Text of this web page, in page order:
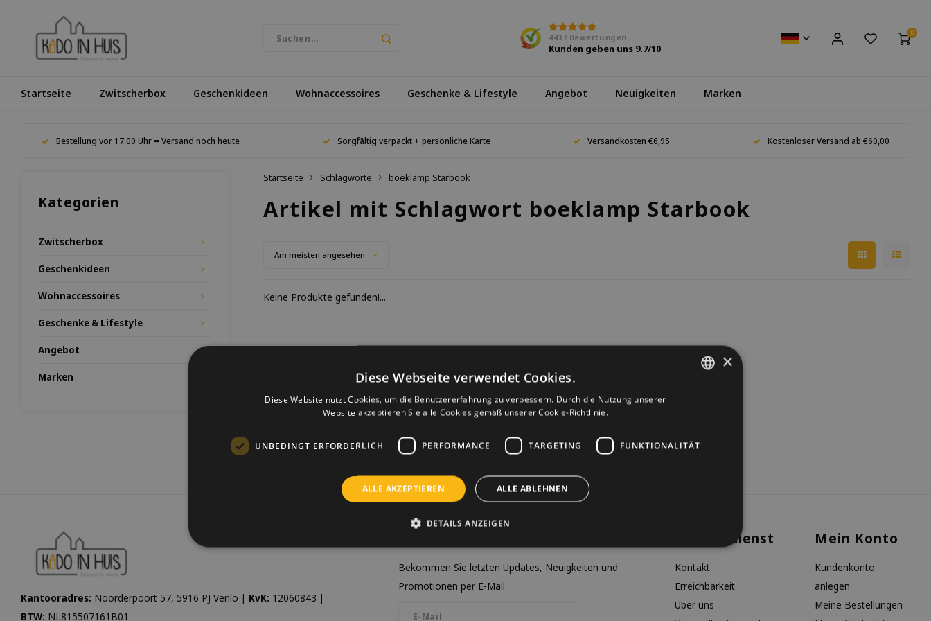
4437Bewertungen
Kunden geben uns 9.7/10
0
Startseite Zwitscherbox Geschenkideen Wohnaccessoires Geschenke & Lifestyle Angebot Neuigkeiten Marken
Bestellung vor 17:00 Uhr = Versand noch heute Sorgfältig verpackt + persönliche Karte Versandkosten €6,95 Kostenloser Versand ab €60,00
Kategorien
Zwitscherbox
Geschenkideen
Wohnaccessoires
Geschenke & Lifestyle
Angebot
Marken
Startseite Schlagworte boeklamp Starbook
Artikel mit Schlagwort boeklamp Starbook
Am meisten angesehen
Keine Produkte gefunden!...
Kantooradres: Noorderpoort 57, 5916 PJ Venlo | KvK: 12060843 |
BTW: NL815507161B01
Bekommen Sie letzten Updates, Neuigkeiten und
Promotionen per E-Mail
Kundendienst
Kontakt
Erreichbarkeit
Über uns
Mein Konto
Kundenkonto
anlegen
Meine Bestellungen
ENGLISH
×
Diese Webseite verwendet Cookies.
Diese Website nutzt Cookies, um die Benutzererfahrung zu verbessern. Durch die Nutzung unserer
Website akzeptieren Sie alle Cookies gemäß unserer Cookie-Richtlinie.
UNBEDINGT ERFORDERLICH PERFORMANCE TARGETING FUNKTIONALITÄT
ALLE AKZEPTIEREN ALLE ABLEHNEN
DETAILS ANZEIGEN